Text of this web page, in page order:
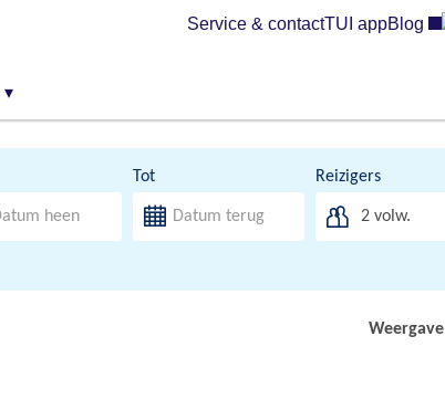
▾
Service & contactTUI appBlog
Tot Reizigers
2 volw.
Weergave